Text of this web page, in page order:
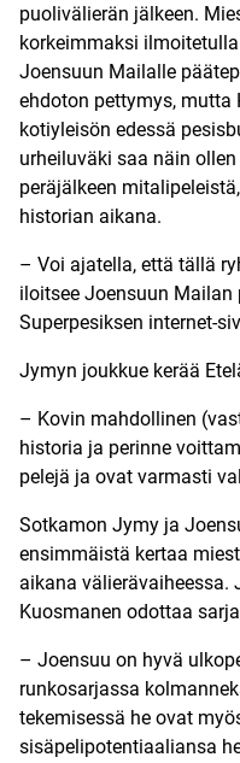
puolivälierän jälkeen.
korkeimmaksi
Joensuun Mailalle
ehdoton pettymys, mutta
kotiyleisön edessä
urheiluväki saa näin
peräjälkeen
historian aikana.
– Voi ajatella, että tällä
iloitsee Joensuun
Superpesiksen internet-
Jymyn joukkue kerää
– Kovin mahdollinen
historia ja perinne
pelejä ja ovat varmasti
Sotkamon Jymy ja
ensimmäistä kertaa
aikana
Kuosmanen odottaa
– Joensuu on hyvä
runkosarjassa
tekemisessä he ovat
sisäpelipotentiaaliansa